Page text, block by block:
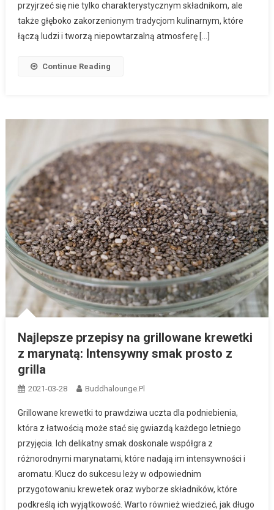
przyjrzeć się nie tylko charakterystycznym składnikom, ale
także głęboko zakorzenionym tradycjom kulinarnym, które
łączą ludzi i tworzą niepowtarzalną atmosferę […]
Continue Reading
Najlepsze przepisy na grillowane krewetki
z marynatą: Intensywny smak prosto z
grilla
2021-03-28 Buddhalounge.pl
Grillowane krewetki to prawdziwa uczta dla podniebienia,
która z łatwością może stać się gwiazdą każdego letniego
przyjęcia. Ich delikatny smak doskonale współgra z
różnorodnymi marynatami, które nadają im intensywności i
aromatu. Klucz do sukcesu leży w odpowiednim
przygotowaniu krewetek oraz wyborze składników, które
podkreślą ich wyjątkowość. Warto również wiedzieć, jak długo